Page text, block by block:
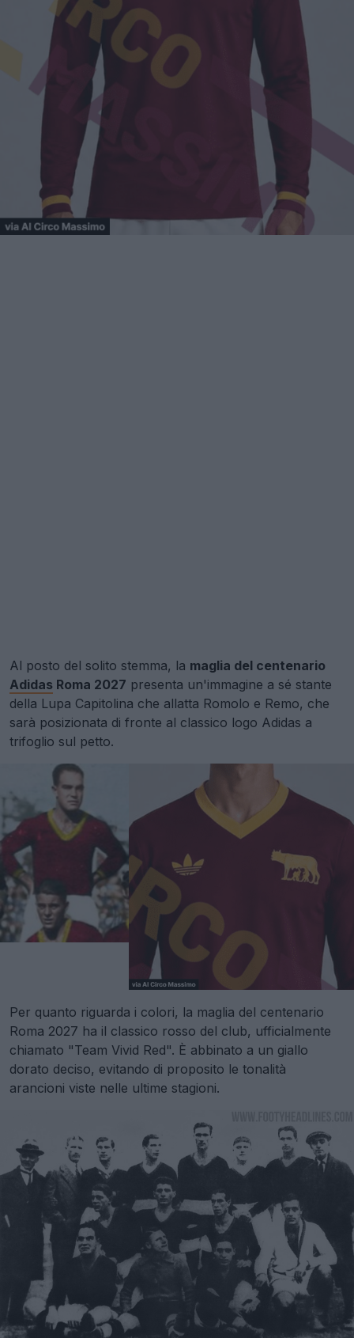
Al posto del solito stemma, la maglia del centenario
Adidas Roma 2027 presenta un'immagine a sé stante
della Lupa Capitolina che allatta Romolo e Remo, che
sarà posizionata di fronte al classico logo Adidas a
trifoglio sul petto.
Per quanto riguarda i colori, la maglia del centenario
Roma 2027 ha il classico rosso del club, ufficialmente
chiamato "Team Vivid Red". È abbinato a un giallo
dorato deciso, evitando di proposito le tonalità
arancioni viste nelle ultime stagioni.